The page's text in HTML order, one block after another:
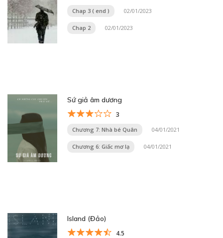
Chap 3 ( end ) 02/01/2023
Chap 2 02/01/2023
Sứ giả âm dương
3
Chương 7: Nhà bé Quân 04/01/2021
Chương 6: Giấc mơ lạ 04/01/2021
Island (Đảo)
4.5